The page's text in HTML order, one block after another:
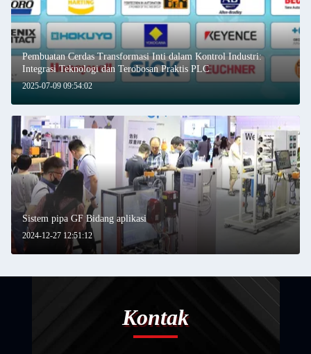
2025-07-09 09:54:02
Pembuatan Cerdas Transformasi Inti dalam Kontrol Industri:
Integrasi Teknologi dan Terobosan Praktis PLC
2024-12-27 12:51:12
Sistem pipa GF Bidang aplikasi
Kontak